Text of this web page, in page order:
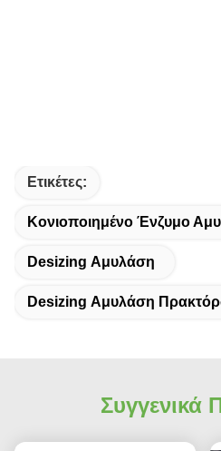
Ετικέτες:
Κονιοποιημένο Ένζυμο
Desizing Αμυλάση
Desizing Αμυλάση
Συγγενικά